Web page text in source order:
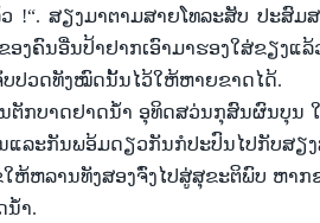
!“. ສຽງມາຕາມສາຍໂທລະສັບ ປະສົມ
ຂອງຄົນອື່ນປ້າຢາກເອົາມາຮອງໃສ່ຂຽງແລ້
ບປວດທັງໝົດນັ້ນໄວ້ໃຫ້ຫາຍຂາດໄດ້.
ຕັກບາດຢາດນ້ຳ ອຸທິດສວ່ນກຸສົນຜົນບຸນ
ແລະກັນພອ້ມດຽວກັນກໍປະປົນໄປກັບສຽງ
ໃຫ້ຫລານທັງສອງຈົ່ງໄປສູ່ສຸຂະຕິພົບ ຫາກ
ນ້ຳ.